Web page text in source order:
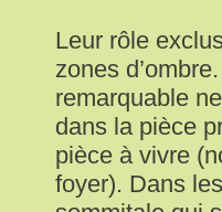
Leur rôle
zones
remarquable
dans la pièce
pièce à vivre
foyer). Dans